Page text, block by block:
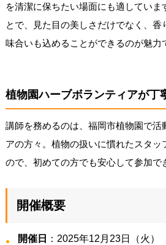
を清潔に保ちたい場面にも適していま
とで、見た目の美しさだけでなく、
味合いも込めることができるのが魅力
植物園ハーブボランティアが丁
講師を務めるのは、福岡市植物園で活
アの方々。植物の扱いに慣れたスタッ
ので、初めての方でも安心して参加で
開催概要
開催日
：2025年12月23日（火）